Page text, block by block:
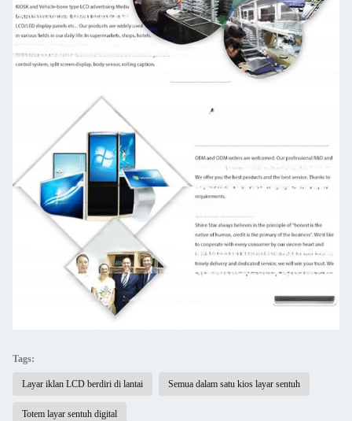
Tags:
Layar iklan LCD berdiri di lantai Semua dalam satu kios layar sentuh
Totem layar sentuh digital